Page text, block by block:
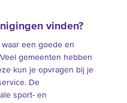
vinden?
een goede en
gemeenten hebben
kun je opvragen bij je
De
sport- en